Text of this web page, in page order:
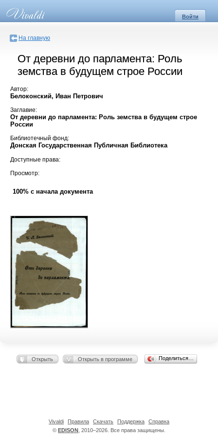
Войти
На главную
От деревни до парламента: Роль
земства в будущем строе России
Автор:
Белоконский, Иван Петрович
Заглавие:
От деревни до парламента: Роль земства в будущем строе
России
Библиотечный фонд:
Донская Государственная Публичная Библиотека
Доступные права:
Просмотр:
100% с начала документа
Открыть Открыть в программе Поделиться…
© EDISON , 2010–2026. Все права защищены.
Vivaldi Правила Скачать Поддержка Справка